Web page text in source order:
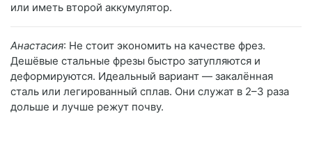
или иметь второй аккумулятор.
Анастасия: Не стоит экономить на качестве фрез.
Дешёвые стальные фрезы быстро затупляются и
деформируются. Идеальный вариант — закалённая
сталь или легированный сплав. Они служат в 2–3 раза
дольше и лучше режут почву.